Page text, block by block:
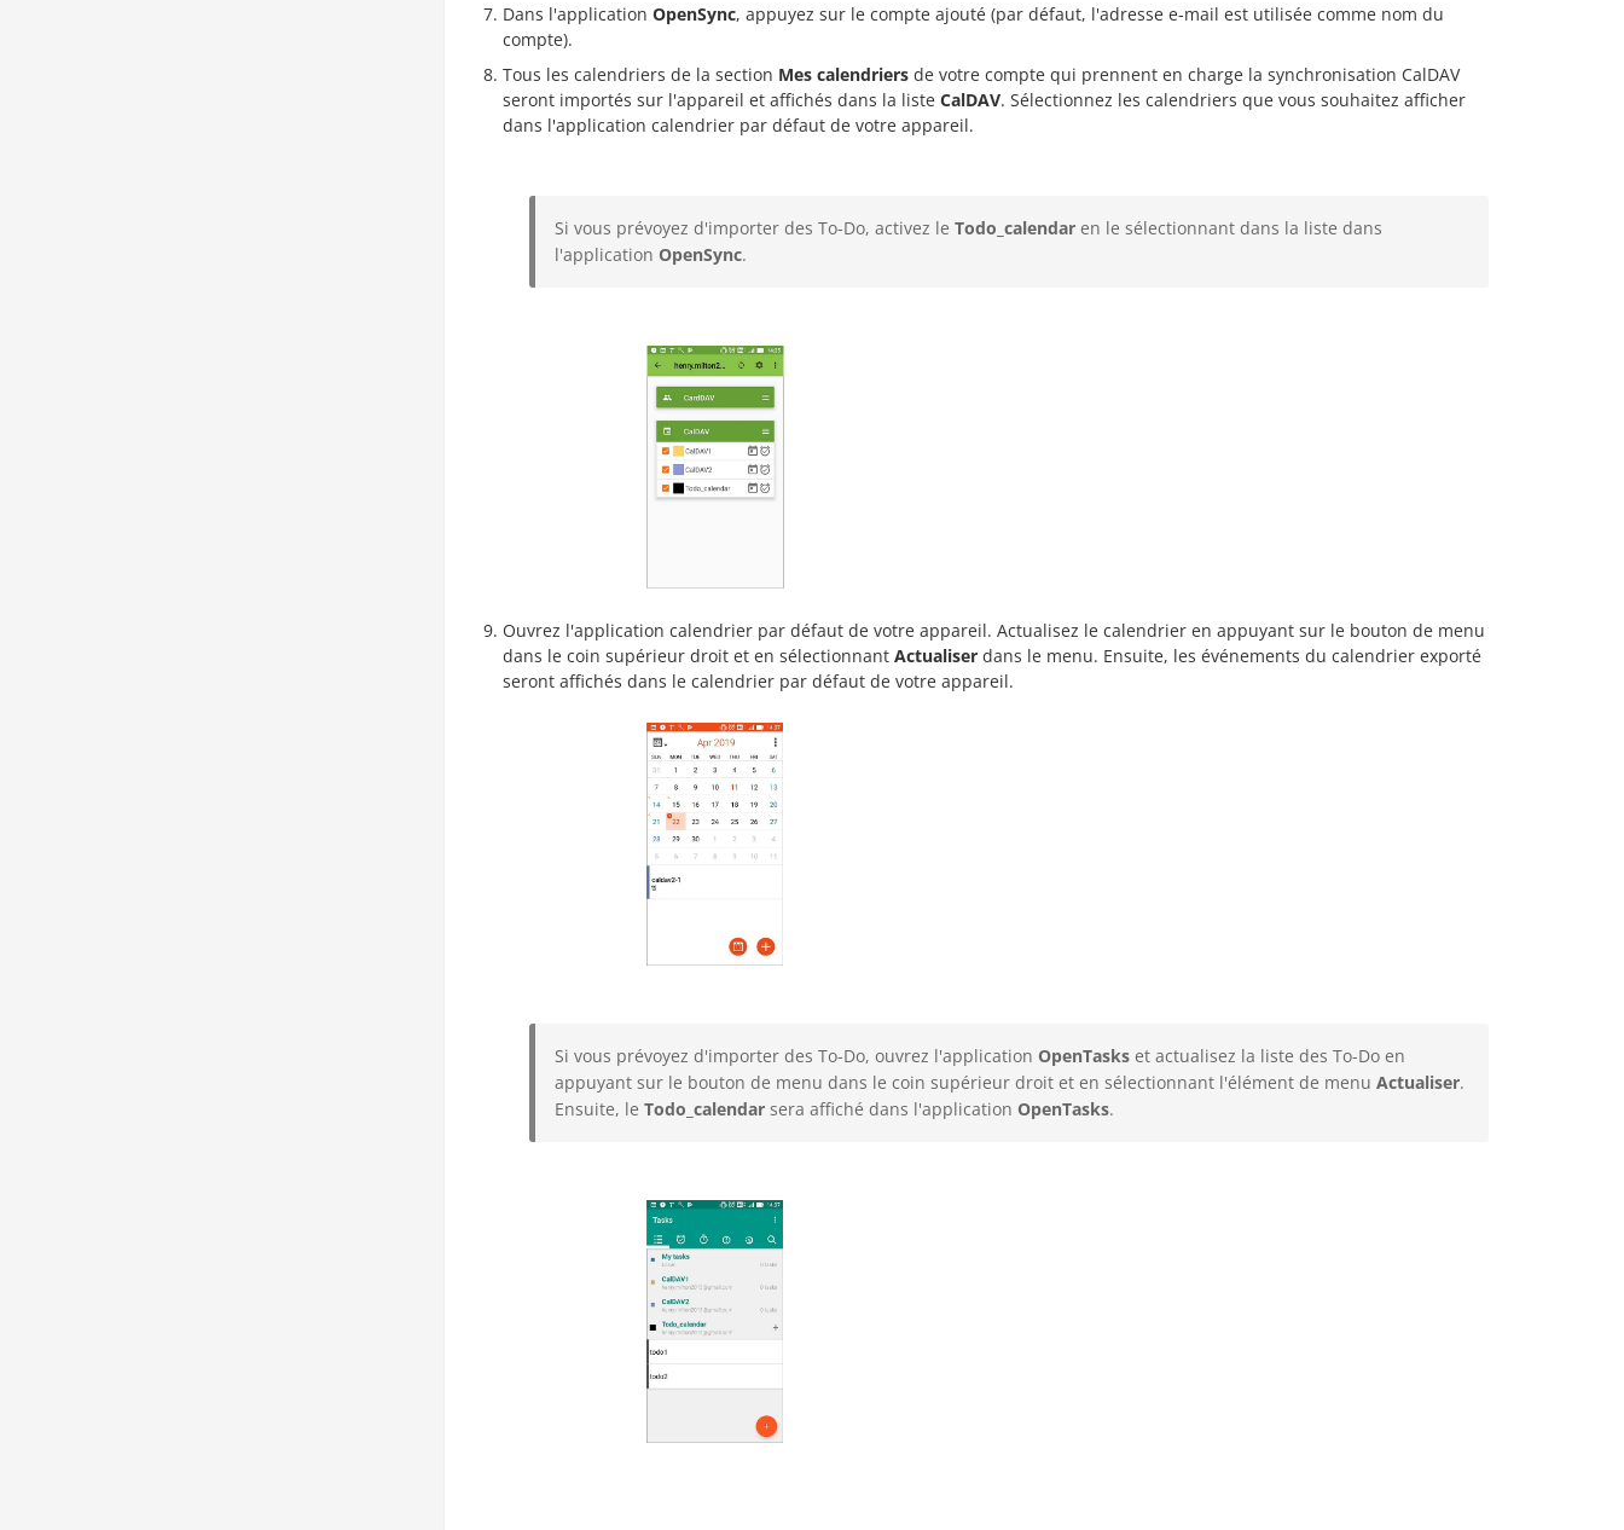
Dans l'application OpenSync, appuyez sur le compte ajouté (par défaut, l'adresse e-mail est utilisée comme nom du
compte).
Tous les calendriers de la section Mes calendriers de votre compte qui prennent en charge la synchronisation CalDAV
seront importés sur l'appareil et affichés dans la liste CalDAV. Sélectionnez les calendriers que vous souhaitez afficher
dans l'application calendrier par défaut de votre appareil.
Si vous prévoyez d'importer des To-Do, activez le Todo_calendar en le sélectionnant dans la liste dans
l'application OpenSync.
Ouvrez l'application calendrier par défaut de votre appareil. Actualisez le calendrier en appuyant sur le bouton de menu
dans le coin supérieur droit et en sélectionnant Actualiser dans le menu. Ensuite, les événements du calendrier exporté
seront affichés dans le calendrier par défaut de votre appareil.
Si vous prévoyez d'importer des To-Do, ouvrez l'application OpenTasks et actualisez la liste des To-Do en
appuyant sur le bouton de menu dans le coin supérieur droit et en sélectionnant l'élément de menu Actualiser.
Ensuite, le Todo_calendar sera affiché dans l'application OpenTasks.